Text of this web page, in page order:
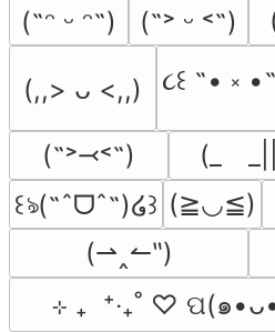
(˶ᵔ ᵕ ᵔ˶)
(˶˃ ᵕ ˂˶)
(,,> ᴗ <,,) ૮꒰ ˶• ༝
(˶˃⤙˂˶) (_　
꒰ঌ(˶ˆᗜˆ˵)໒꒱ (≧◡≦)
(⇀‸↼‶)
⊹ ₊  ⁺‧₊˚ ♡ ପ(๑